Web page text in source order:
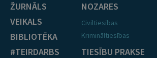
ŽURNĀLS
VEIKALS
BIBLIOTĒKA
#TEIRDARBS
NOZARES
Civiltiesības
Krimināltiesības
TIESĪBU PRAKSE